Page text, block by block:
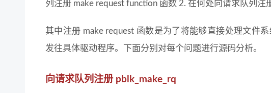
列注册 make request function 函数 2. 在何处向请求队列注
其中注册 make request 函数是为了将能够直接处理文件
发往具体驱动程序。下面分别对每个问题进行源码分析。
向请求队列注册 pblk_make_rq